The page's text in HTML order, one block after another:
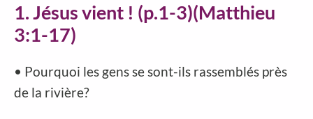
1. Jésus vient ! (p.1-3)(Matthieu
3:1-17)
• Pourquoi les gens se sont-ils rassemblés près
de la rivière?